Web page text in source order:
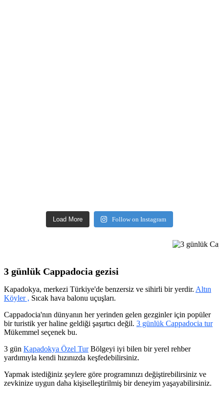
Load More Follow on Instagram
3 günlük Cappadocia gezisi
Kapadokya, merkezi Türkiye'de benzersiz ve sihirli bir yerdir. Altın
Köyler , Sıcak hava balonu uçuşları.
Cappadocia'nın dünyanın her yerinden gelen gezginler için popüler
bir turistik yer haline geldiği şaşırtıcı değil. 3 günlük Cappadocia tur
Mükemmel seçenek bu.
3 gün Kapadokya Özel TurBölgeyi iyi bilen bir yerel rehber
yardımıyla kendi hızınızda keşfedebilirsiniz.
Yapmak istediğiniz şeylere göre programınızı değiştirebilirsiniz ve
zevkinize uygun daha kişiselleştirilmiş bir deneyim yaşayabilirsiniz.